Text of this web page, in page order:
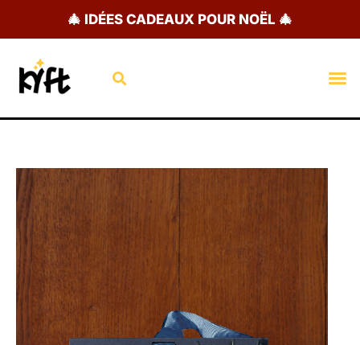
🎄 IDÉES CADEAUX POUR NOËL 🎄
Rechercher